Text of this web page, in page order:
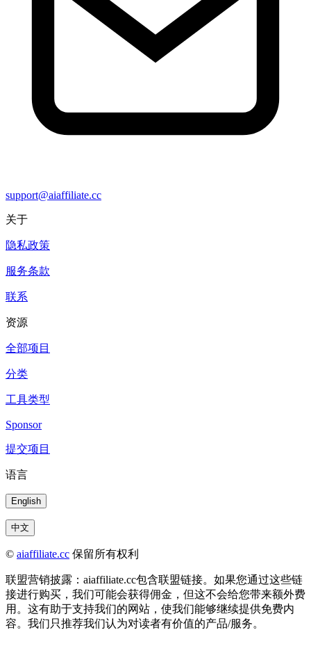
support@aiaffiliate.cc
关于
隐私政策
服务条款
联系
资源
全部项目
分类
工具类型
Sponsor
提交项目
语言
English
中文
© aiaffiliate.cc 保留所有权利
联盟营销披露：aiaffiliate.cc包含联盟链接。如果您通过这些链
接进行购买，我们可能会获得佣金，但这不会给您带来额外费
用。这有助于支持我们的网站，使我们能够继续提供免费内
容。我们只推荐我们认为对读者有价值的产品/服务。